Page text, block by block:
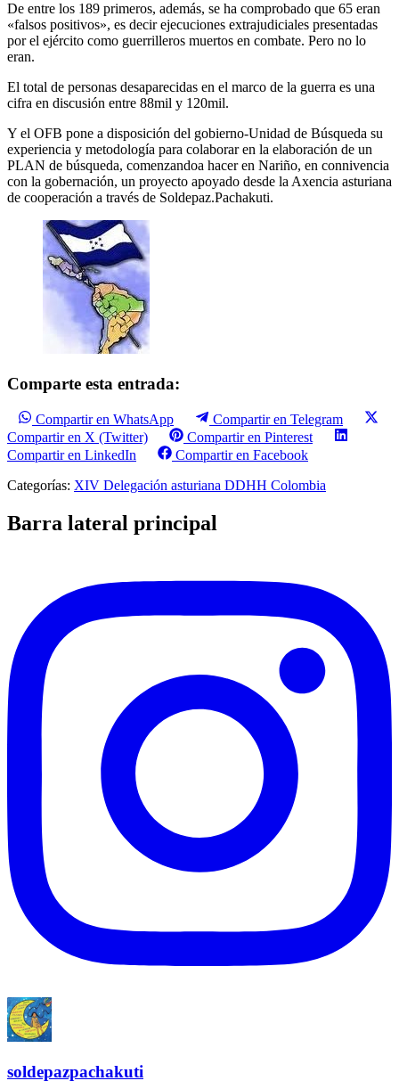
De entre los 189 primeros, además, se ha comprobado que 65 eran
«falsos positivos», es decir ejecuciones extrajudiciales presentadas
por el ejército como guerrilleros muertos en combate. Pero no lo
eran.
El total de personas desaparecidas en el marco de la guerra es una
cifra en discusión entre 88mil y 120mil.
Y el OFB pone a disposición del gobierno-Unidad de Búsqueda su
experiencia y metodología para colaborar en la elaboración de un
PLAN de búsqueda, comenzandoa hacer en Nariño, en connivencia
con la gobernación, un proyecto apoyado desde la Axencia asturiana
de cooperación a través de Soldepaz.Pachakuti.
Comparte esta entrada:
Compartir en WhatsApp
Compartir en Telegram
Compartir en X (Twitter)
Compartir en Pinterest
Compartir en LinkedIn
Compartir en Facebook
Categorías: XIV Delegación asturiana DDHH Colombia
Barra lateral principal
soldepazpachakuti